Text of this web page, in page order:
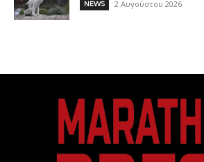
NEWS 2 Αυγούστου 2026